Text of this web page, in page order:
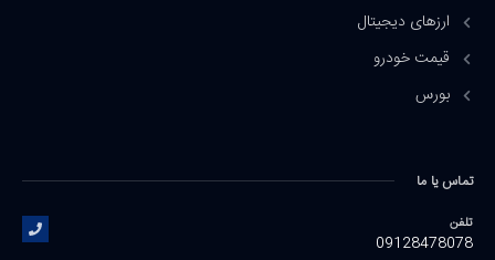
ارزهای دیجیتال
قیمت خودرو
بورس
تماس یا ما
تلفن
09128478078